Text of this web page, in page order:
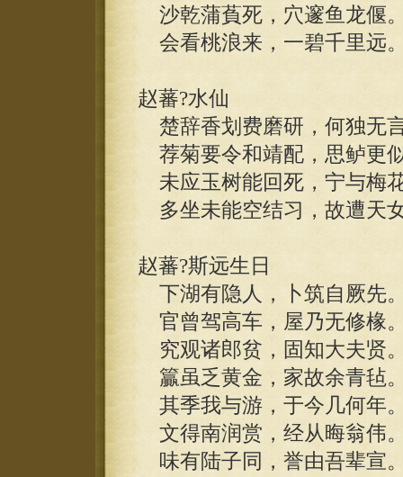
沙乾蒲萯死，穴邃鱼龙偃
会看桃浪来，一碧千里远
赵蕃?水仙
楚辞香划费磨研，何独无
荐菊要令和靖配，思鲈更
未应玉树能回死，宁与梅
多坐未能空结习，故遭天
赵蕃?斯远生日
下湖有隐人，卜筑自厥先
官曾驾高车，屋乃无修椽
究观诸郎贫，固知大夫贤
籯虽乏黄金，家故余青毡
其季我与游，于今几何年
文得南润赏，经从晦翁伟
味有陆子同，誉由吾辈宣